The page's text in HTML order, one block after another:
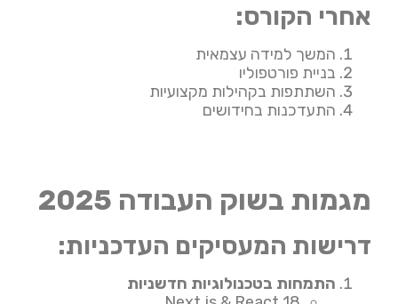
אחרי הקורס:
המשך למידה עצמאית
בניית פורטפוליו
השתתפות בקהילות מקצועיות
התעדכנות בחידושים
מגמות בשוק העבודה 2025
דרישות המעסיקים העדכניות:
התמחות בטכנולוגיות חדשניות